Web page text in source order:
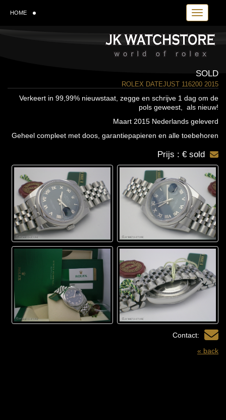
Toggle
HOME
SOLD
ROLEX DATEJUST 116200 2015
Verkeert in 99,99% nieuwstaat, zegge en schrijve 1 dag om de
pols geweest, als nieuw!
Maart 2015 Nederlands geleverd
Geheel compleet met doos, garantiepapieren en alle toebehoren
Prijs : € sold
Contact:
« back